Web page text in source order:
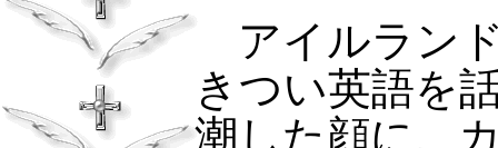
アイルラン
きつい英語を
潮した顔に、